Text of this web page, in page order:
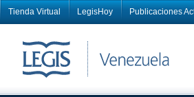
Tienda Virtual LegisHoy Publicaciones